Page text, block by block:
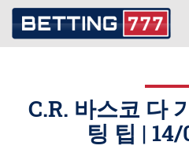
C.R. 바스코 다
팅 팁 |